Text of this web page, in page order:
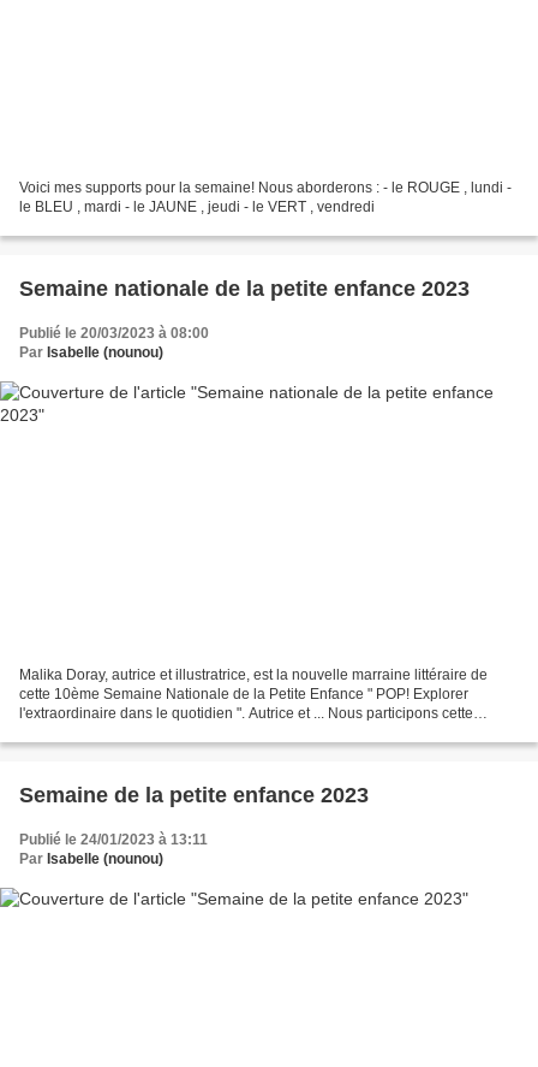
Voici mes supports pour la semaine! Nous aborderons : - le ROUGE , lundi -
le BLEU , mardi - le JAUNE , jeudi - le VERT , vendredi
Semaine nationale de la petite enfance 2023
Publié le 20/03/2023 à 08:00
Par Isabelle (nounou)
Malika Doray, autrice et illustratrice, est la nouvelle marraine littéraire de
cette 10ème Semaine Nationale de la Petite Enfance " POP! Explorer
l'extraordinaire dans le quotidien ". Autrice et ... Nous participons cette
Semaine de la petite enfance 2023
Publié le 24/01/2023 à 13:11
Par Isabelle (nounou)